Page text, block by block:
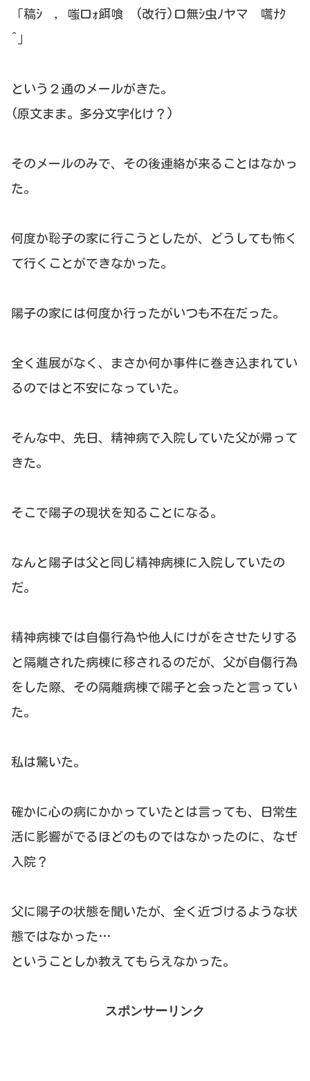
「稿ｼ ，嗤口ｫ餌喰 (改行)口無ｼ虫ﾉヤマ 嚆ﾅｸ
^」
という２通のメールがきた。
(原文まま。多分文字化け？)
そのメールのみで、その後連絡が来ることはなかっ
た。
何度か聡子の家に行こうとしたが、どうしても怖く
て行くことができなかった。
陽子の家には何度か行ったがいつも不在だった。
全く進展がなく、まさか何か事件に巻き込まれてい
るのではと不安になっていた。
そんな中、先日、精神病で入院していた父が帰って
きた。
そこで陽子の現状を知ることになる。
なんと陽子は父と同じ精神病棟に入院していたの
だ。
精神病棟では自傷行為や他人にけがをさせたりする
と隔離された病棟に移されるのだが、父が自傷行為
をした際、その隔離病棟で陽子と会ったと言ってい
た。
私は驚いた。
確かに心の病にかかっていたとは言っても、日常生
活に影響がでるほどのものではなかったのに、なぜ
入院？
父に陽子の状態を聞いたが、全く近づけるような状
態ではなかった…
ということしか教えてもらえなかった。
スポンサーリンク